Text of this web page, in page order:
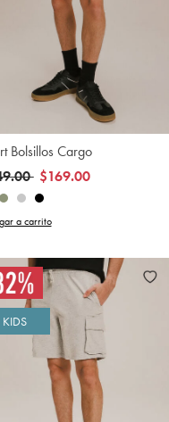
Bolsillos Cargo
reducido de
a$169.00
a carrito
KIDS